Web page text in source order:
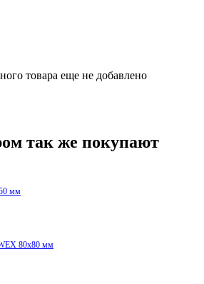
товара еще не добавлено
так же покупают
мм
80х80 мм